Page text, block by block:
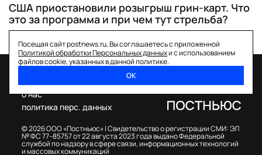
США приостановили розыгрыш грин-карт. Что
это за программа и при чем тут стрельба?
Посещая сайт postnews.ru, Вы соглашаетесь с приложенной
Политикой обработки Персональных данныхи с использованием
файлов cookie, указанных в данной политике.
ОК
© 2026 ООО «Постньюс» |Свидетельство о регистрации СМИ: ЭЛ
№ ФС 77–85757 от 22 августа 2023 года выдано Федеральной
службой по надзору в сфере связи, информационных технологий
и массовых коммуникаций
о нас
политика перс. данных